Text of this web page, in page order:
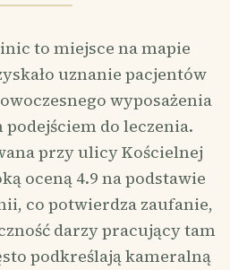
to miejsce na mapie
uznanie pacjentów
wyposażenia
do leczenia.
przy ulicy Kościelnej
oceną 4.9 na podstawie
co potwierdza zaufanie,
darzy pracujący tam
podkreślają kameralną